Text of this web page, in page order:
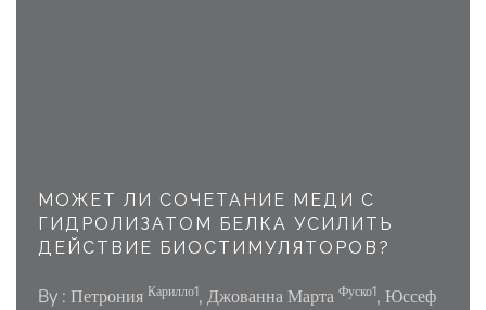
МОЖЕТ ЛИ СОЧЕТАНИЕ МЕДИ С
ГИДРОЛИЗАТОМ БЕЛКА УСИЛИТЬ
ДЕЙСТВИЕ БИОСТИМУЛЯТОРОВ?
By : Петрония Карилло1, Джованна Марта Фуско1, Юссеф